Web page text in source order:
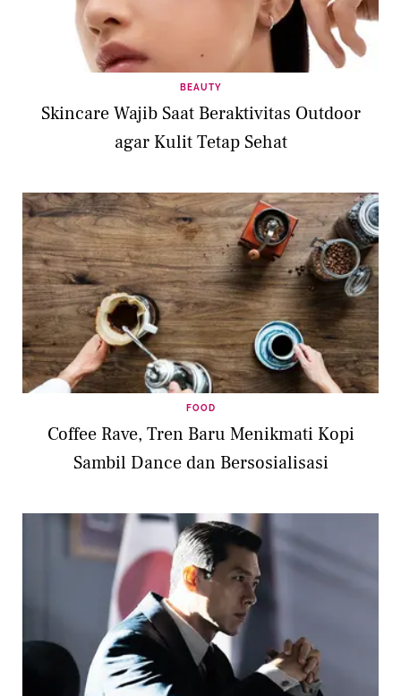
BEAUTY
Skincare Wajib Saat Beraktivitas Outdoor
agar Kulit Tetap Sehat
FOOD
Coffee Rave, Tren Baru Menikmati Kopi
Sambil Dance dan Bersosialisasi